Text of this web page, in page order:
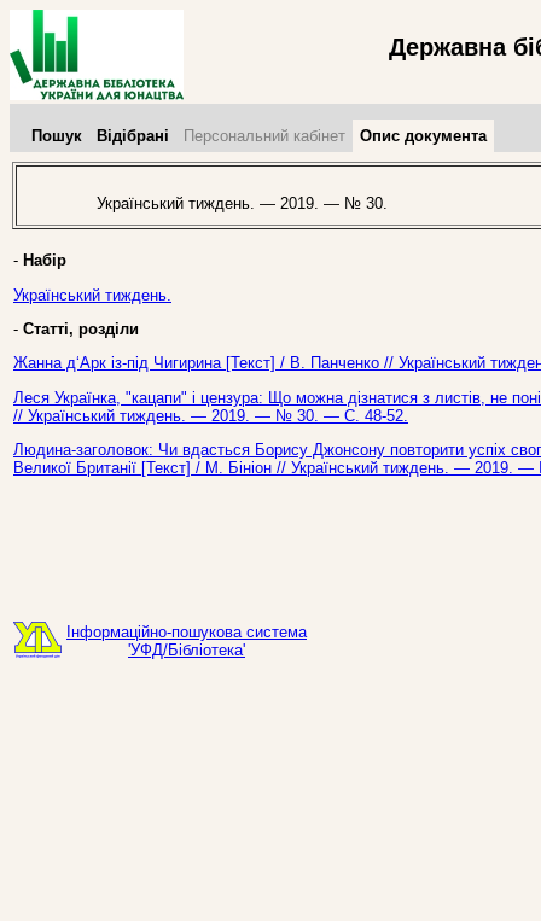
Державна
Пошук Відібрані Персональний кабінет Опис документа
Український тиждень. — 2019. — № 30.
- Набір
Український тиждень.
- Статті, розділи
Жанна д‘Арк із-під Чигирина [Текст] / В. Панченко // Український
Леся Українка, "кацапи" і цензура: Що можна дізнатися з листів, не
// Український тиждень. — 2019. — № 30. — С. 48-52.
Людина-заголовок: Чи вдасться Борису Джонсону повторити успіх
Великої Британії [Текст] / М. Бініон // Український тиждень. —
Інформаційно-пошукова система
'УФД/Бібліотека'